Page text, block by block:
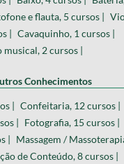
e flauta, 5 cursos |
|
Cavaquinho, 1 cursos |
2 cursos |
Conhecimentos
|
Confeitaria, 12 cursos |
|
Fotografia, 15 cursos |
|
Massagem /
de Conteúdo, 8 cursos |